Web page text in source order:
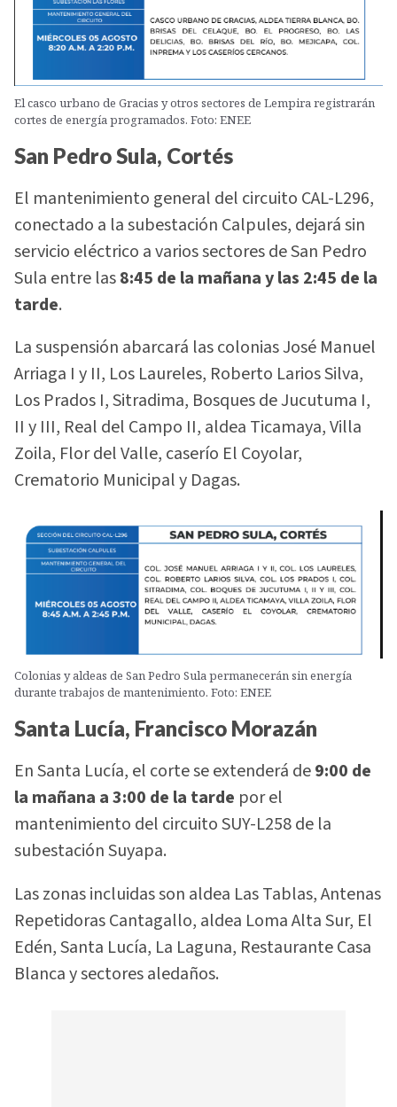
El casco urbano de Gracias y otros sectores de Lempira registrarán
cortes de energía programados. Foto: ENEE
San Pedro Sula, Cortés
El mantenimiento general del circuito CAL-L296,
conectado a la subestación Calpules, dejará sin
servicio eléctrico a varios sectores de San Pedro
Sula entre las8:45 de la mañana y las 2:45 de la
tarde.
La suspensión abarcará las colonias José Manuel
Arriaga I y II, Los Laureles, Roberto Larios Silva,
Los Prados I, Sitradima, Bosques de Jucutuma I,
II y III, Real del Campo II, aldea Ticamaya, Villa
Zoila, Flor del Valle, caserío El Coyolar,
Crematorio Municipal y Dagas.
Colonias y aldeas de San Pedro Sula permanecerán sin energía
durante trabajos de mantenimiento. Foto: ENEE
Santa Lucía, Francisco Morazán
En Santa Lucía, el corte se extenderá de9:00 de
la mañana a 3:00 de la tarde por el
mantenimiento del circuito SUY-L258 de la
subestación Suyapa.
Las zonas incluidas son aldea Las Tablas, Antenas
Repetidoras Cantagallo, aldea Loma Alta Sur, El
Edén, Santa Lucía, La Laguna, Restaurante Casa
Blanca y sectores aledaños.